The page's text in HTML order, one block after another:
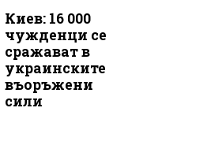
Киев: 16 000
чужденци се
сражават в
украинските
въоръжени
сили